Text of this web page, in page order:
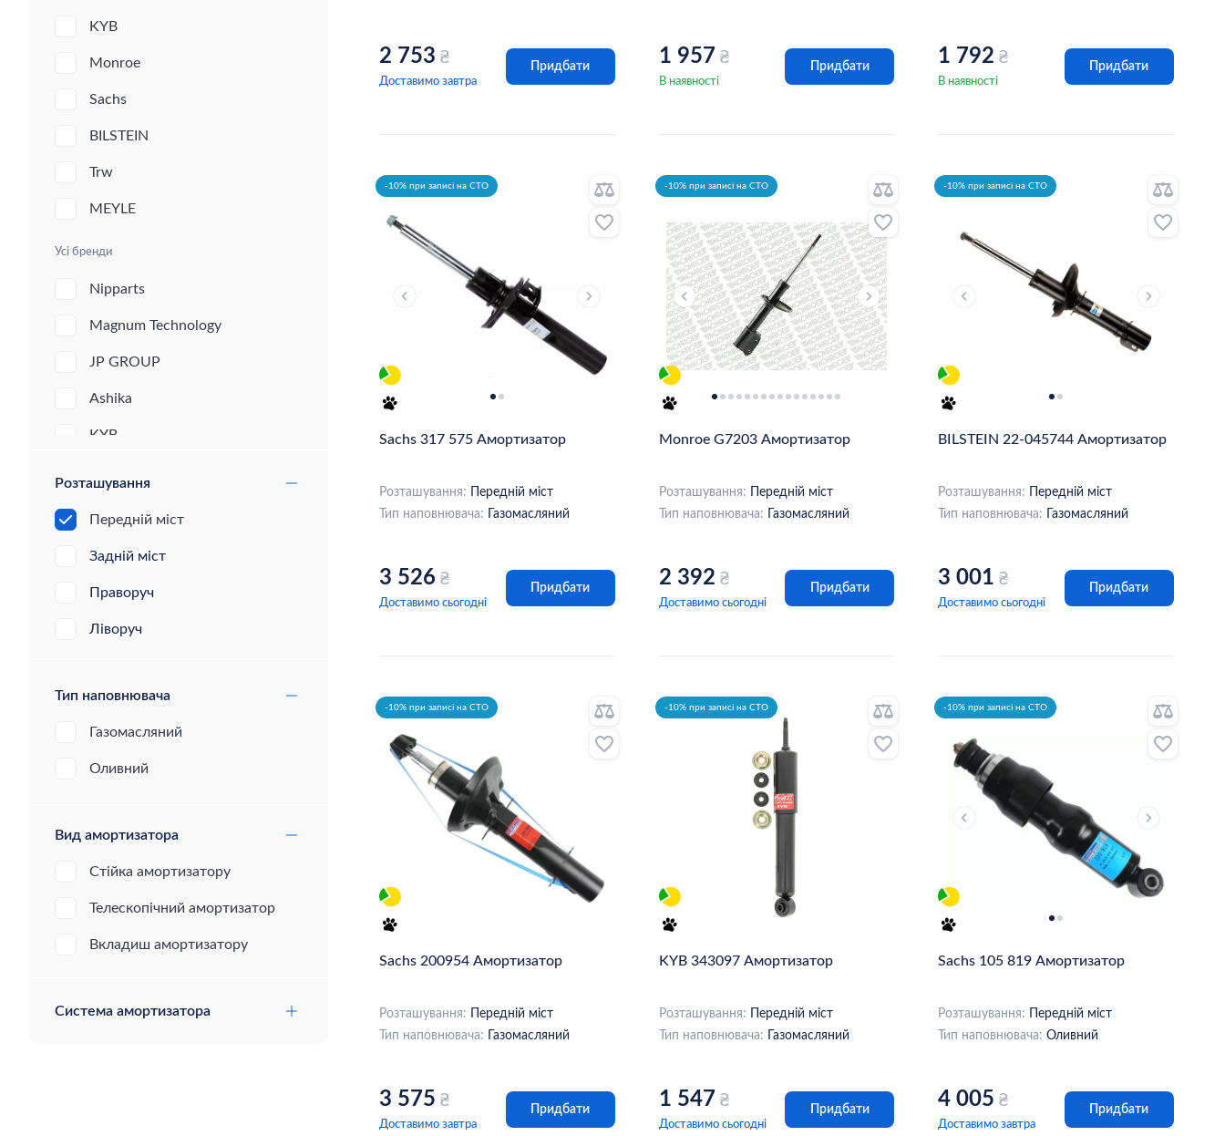
KYB
Monroe
Sachs
BILSTEIN
Trw
MEYLE
Усі бренди
Nipparts
Magnum Technology
JP GROUP
Ashika
KYB
NK
BOGE
Borsehung
FAST
MAXTRAC
Optimal
HERTH+BUSS JAKOPARTS
Asam
Розташування
Передній міст
Задній міст
Праворуч
Ліворуч
Тип наповнювача
Газомасляний
Оливний
Вид амортизатора
Стійка амортизатору
Телескопічний амортизатор
Вкладиш амортизатору
Система амортизатора
2 753 ₴
Доставимо завтра
Придбати 1 957 ₴
В наявності
Придбати 1 792 ₴
В наявності
Придбати
-10% при записі на СТО
Sachs 317 575 Амортизатор
Розташування:
Передній міст
Тип наповнювача:
Газомасляний
3 526 ₴
Доставимо сьогодні
Придбати
-10% при записі на СТО
Monroe G7203 Амортизатор
Розташування:
Передній міст
Тип наповнювача:
Газомасляний
2 392 ₴
Доставимо сьогодні
Придбати
-10% при записі на СТО
BILSTEIN 22-045744 Амортизатор
Розташування:
Передній міст
Тип наповнювача:
Газомасляний
3 001 ₴
Доставимо сьогодні
Придбати
-10% при записі на СТО
Sachs 200954 Амортизатор
Розташування:
Передній міст
Тип наповнювача:
Газомасляний
3 575 ₴
Доставимо завтра
Придбати
-10% при записі на СТО
KYB 343097 Амортизатор
Розташування:
Передній міст
Тип наповнювача:
Газомасляний
1 547 ₴
Доставимо сьогодні
Придбати
-10% при записі на СТО
Sachs 105 819 Амортизатор
Розташування:
Передній міст
Тип наповнювача: Оливний
4 005 ₴
Доставимо завтра
Придбати